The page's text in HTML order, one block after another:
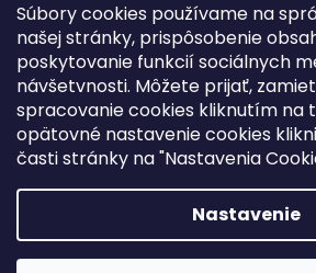
Súbory cookies používame na
našej stránky, prispôsobenie
poskytovanie funkcií sociálnych
návšetvnosti. Môžete prijať,
spracovanie cookies kliknutím na
opätovné nastavenie cookies
časti stránky na "Nastavenia
Nastavenie
Pre firmy Poradenstvo
iliek.sk. Všetky práva
nastavenie